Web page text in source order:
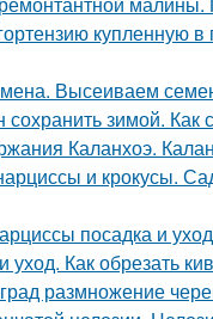
купленную
Высеиваем
сохранить зимой. Как
Каланхоэ.
и крокусы.
посадка и
уход. Как обрезать
размножение